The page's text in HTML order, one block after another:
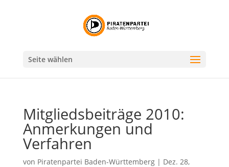
Seite wählen
Mitgliedsbeiträge 2010:
Anmerkungen und
Verfahren
von Piratenpartei Baden-Württemberg| Dez. 28,